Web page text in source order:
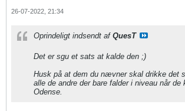
26-07-2022, 21:34
Oprindeligt indsendt af QuesT
Det er sgu et sats at kalde den ;)
Husk på at dem du nævner skal drikke det
alle de andre der bare falder i niveau når de
Odense.